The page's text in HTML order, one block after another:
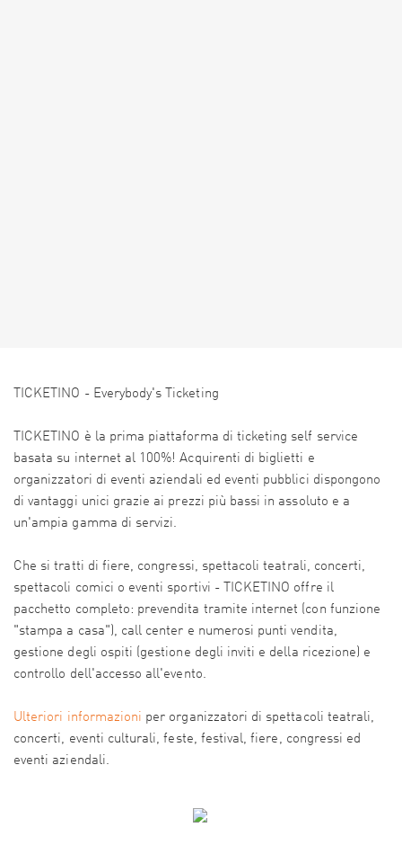
TICKETINO - Everybody's Ticketing
TICKETINO è la prima piattaforma di ticketing self service
basata su internet al 100%! Acquirenti di biglietti e
organizzatori di eventi aziendali ed eventi pubblici dispongono
di vantaggi unici grazie ai prezzi più bassi in assoluto e a
un'ampia gamma di servizi.
Che si tratti di fiere, congressi, spettacoli teatrali, concerti,
spettacoli comici o eventi sportivi - TICKETINO offre il
pacchetto completo: prevendita tramite internet (con funzione
"stampa a casa"), call center e numerosi punti vendita,
gestione degli ospiti (gestione degli inviti e della ricezione) e
controllo dell'accesso all'evento.
Ulteriori informazioni per organizzatori di spettacoli teatrali,
concerti, eventi culturali, feste, festival, fiere, congressi ed
eventi aziendali.